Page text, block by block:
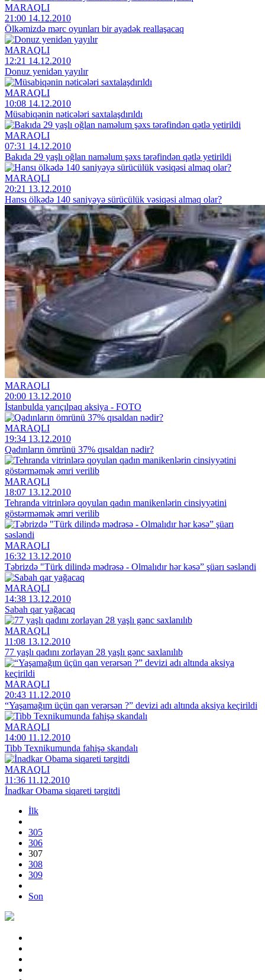
MARAQLI
21:00 14.12.2010
Ölkəmizdə mərc oyunları bir ayadək reallaşacaq
MARAQLI
12:21 14.12.2010
Donuz yenidən yayılır
MARAQLI
10:08 14.12.2010
Müsabiqənin nəticələri saxtalaşdırıldı
MARAQLI
07:31 14.12.2010
Bakıda 29 yaşlı oğlan naməlum şəxs tərəfindən qətlə yetirildi
MARAQLI
20:21 13.12.2010
Hansı ölkədə 140 saniyəyə sürücülük vəsiqəsi almaq olar?
MARAQLI
20:00 13.12.2010
İstanbulda yarıçılpaq aksiya - FOTO
MARAQLI
19:34 13.12.2010
Qadınların ömrünü 37% qısaldan nədir?
MARAQLI
18:07 13.12.2010
Tehranda vitrinlərə qoyulan qadın manikenlərin cinsiyyətini
göstərməmək əmri verilib
MARAQLI
16:32 13.12.2010
Təbrizdə "Türk dilində mədrəsə - Olmalıdır hər kəsə” şüarı səsləndi
MARAQLI
14:38 13.12.2010
Sabah qar yağacaq
MARAQLI
11:08 13.12.2010
77 yaşlı qadını zorlayan 28 yaşlı gənc saxlanılıb
MARAQLI
20:43 11.12.2010
“Yaşamağım üçün qan verərsən ?” devizi adı altında aksiya keçirildi
MARAQLI
14:00 11.12.2010
Tibb Texnikumunda fahişə skandalı
MARAQLI
11:36 11.12.2010
İnadkar Obama siqareti tərgitdi
İlk
305
306
307
308
309
Son